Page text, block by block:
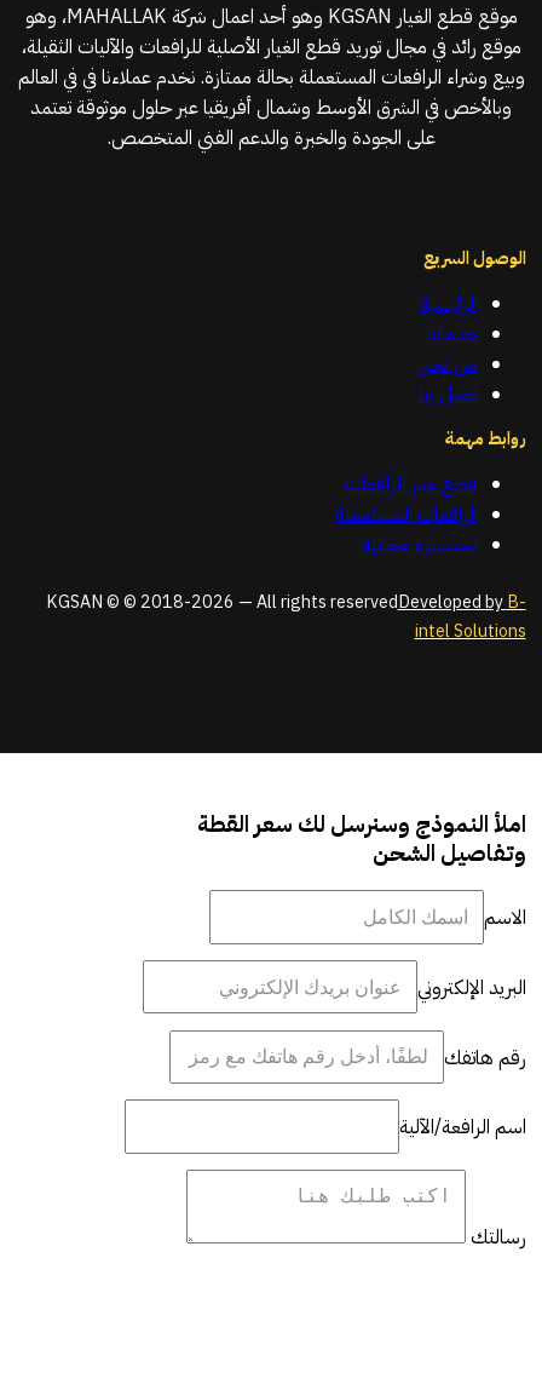
موقع قطع الغيار KGSAN وهو أحد اعمال شركة MAHALLAK، وهو
موقع رائد في مجال توريد قطع الغيار الأصلية للرافعات والآليات الثقيلة،
وبيع وشراء الرافعات المستعملة بحالة ممتازة. نخدم عملاءنا في في العالم
وبالأخص في الشرق الأوسط وشمال أفريقيا عبر حلول موثوقة تعتمد
على الجودة والخبرة والدعم الفني المتخصص.
الوصول السريع
الرئيسية
خدماتنا
من نحن
اتصل بنا
روابط مهمة
قطع غيار الرافعات
الرافعات المستعملة
استشارة مجانية
KGSAN © © 2018-2026 — All rights reservedDeveloped byB-
intel Solutions
املأ النموذج وسنرسل لك سعر القطة
وتفاصيل الشحن
الاسم
البريد الإلكتروني
رقم هاتفك
اسم الرافعة/الآلية
رسالتك